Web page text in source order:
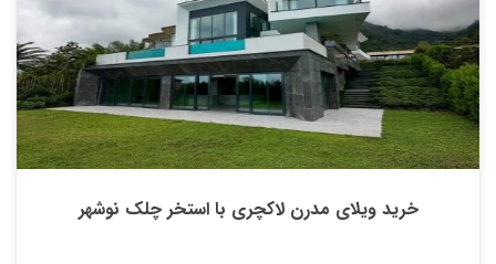
خرید ویلای مدرن لاکچری با استخر چلک نوشهر